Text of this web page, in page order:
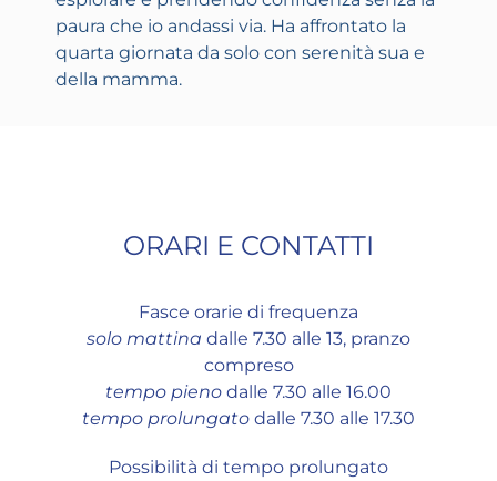
paura che io andassi via. Ha affrontato la
quarta giornata da solo con serenità sua e
della mamma.
ORARI E CONTATTI
Fasce orarie di frequenza
solo mattina dalle 7.30 alle 13, pranzo
compreso
tempo pieno dalle 7.30 alle 16.00
tempo prolungato dalle 7.30 alle 17.30
Possibilità di tempo prolungato